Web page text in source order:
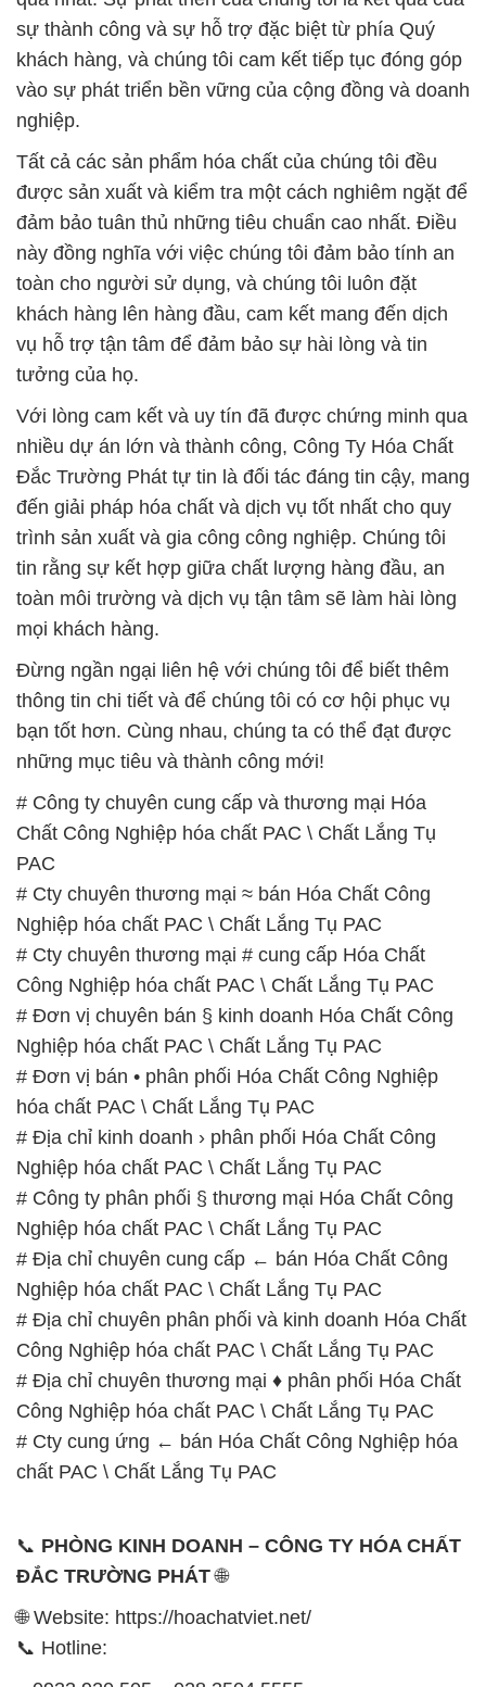
Tất cả các sản phẩm hóa chất của chúng tôi đều
được sản xuất và kiểm tra một cách nghiêm ngặt để
đảm bảo tuân thủ những tiêu chuẩn cao nhất. Điều
này đồng nghĩa với việc chúng tôi đảm bảo tính an
toàn cho người sử dụng, và chúng tôi luôn đặt
khách hàng lên hàng đầu, cam kết mang đến dịch
vụ hỗ trợ tận tâm để đảm bảo sự hài lòng và tin
tưởng của họ.
Với lòng cam kết và uy tín đã được chứng minh qua
nhiều dự án lớn và thành công, Công Ty Hóa Chất
Đắc Trường Phát tự tin là đối tác đáng tin cậy, mang
đến giải pháp hóa chất và dịch vụ tốt nhất cho quy
trình sản xuất và gia công công nghiệp. Chúng tôi
tin rằng sự kết hợp giữa chất lượng hàng đầu, an
toàn môi trường và dịch vụ tận tâm sẽ làm hài lòng
mọi khách hàng.
Đừng ngần ngại liên hệ với chúng tôi để biết thêm
thông tin chi tiết và để chúng tôi có cơ hội phục vụ
bạn tốt hơn. Cùng nhau, chúng ta có thể đạt được
những mục tiêu và thành công mới!
# Công ty chuyên cung cấp và thương mại Hóa
Chất Công Nghiệp hóa chất PAC \ Chất Lắng Tụ
PAC
# Cty chuyên thương mại ≈ bán Hóa Chất Công
Nghiệp hóa chất PAC \ Chất Lắng Tụ PAC
# Cty chuyên thương mại # cung cấp Hóa Chất
Công Nghiệp hóa chất PAC \ Chất Lắng Tụ PAC
# Đơn vị chuyên bán § kinh doanh Hóa Chất Công
Nghiệp hóa chất PAC \ Chất Lắng Tụ PAC
# Đơn vị bán • phân phối Hóa Chất Công Nghiệp
hóa chất PAC \ Chất Lắng Tụ PAC
# Địa chỉ kinh doanh › phân phối Hóa Chất Công
Nghiệp hóa chất PAC \ Chất Lắng Tụ PAC
# Công ty phân phối § thương mại Hóa Chất Công
Nghiệp hóa chất PAC \ Chất Lắng Tụ PAC
# Địa chỉ chuyên cung cấp ← bán Hóa Chất Công
Nghiệp hóa chất PAC \ Chất Lắng Tụ PAC
# Địa chỉ chuyên phân phối và kinh doanh Hóa Chất
Công Nghiệp hóa chất PAC \ Chất Lắng Tụ PAC
# Địa chỉ chuyên thương mại ♦ phân phối Hóa Chất
Công Nghiệp hóa chất PAC \ Chất Lắng Tụ PAC
# Cty cung ứng ← bán Hóa Chất Công Nghiệp hóa
chất PAC \ Chất Lắng Tụ PAC
📞PHÒNG KINH DOANH – CÔNG TY HÓA CHẤT
ĐẮC TRƯỜNG PHÁT🌐
🌐 Website: https://hoachatviet.net/
– 0933.920.505 – 028.3504.5555
028.3756.1841- 028.3756.1842